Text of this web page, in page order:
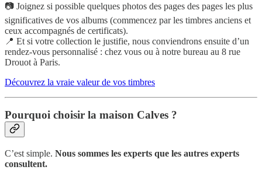
📷 Joignez si possible quelques photos des pages des pages les plus
significatives de vos albums (commencez par les timbres anciens et
ceux accompagnés de certificats).
📍 Et si votre collection le justifie, nous conviendrons ensuite d’un
rendez-vous personnalisé : chez vous ou à notre bureau au 8 rue
Drouot à Paris.
Découvrez la vraie valeur de vos timbres
Pourquoi choisir la maison Calves ?
C’est simple. Nous sommes les experts que les autres experts
consultent.